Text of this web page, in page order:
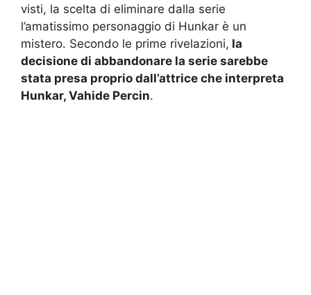
visti, la scelta di eliminare dalla serie
l’amatissimo personaggio di Hunkar è un
mistero. Secondo le prime rivelazioni, la
decisione di abbandonare la serie sarebbe
stata presa proprio dall’attrice che interpreta
Hunkar, Vahide Percin.